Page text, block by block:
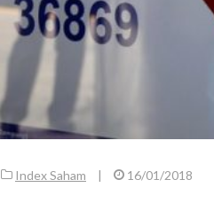
Index Saham | 16/01/2018